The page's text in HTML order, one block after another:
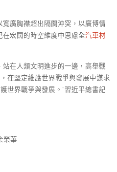
寬廣胸襟超出隔閡沖突，以廣博情
在宏闊的時空維度中思慮全汽車材
站在人類文明進步的一邊，高舉戰
在堅定維護世界戰爭與發展中謀求
世界戰爭與發展。”習近平總書記
榮華